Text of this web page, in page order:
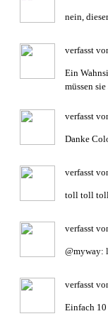
nein,
verfasst
Ein
müssen
verfasst
Danke
verfasst
toll toll toll
verfasst
@myway:
verfasst
Einfach 10